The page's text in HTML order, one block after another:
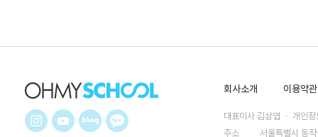
회사소개 이용약관
대표이사 김상엽 ㆍ 개인
주소
서울특별시 동